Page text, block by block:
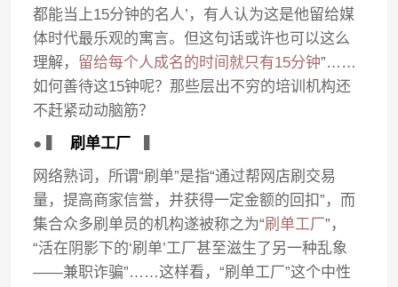
都能当上15分钟的名人’，有人认为这是他留给媒
体时代最乐观的寓言。但这句话或许也可以这么
理解， 留给每个人成名的时间就只有15分钟”……
如何善待这15钟呢？那些层出不穷的培训机构还
不赶紧动动脑筋？
● ▍刷单工厂
网络熟词，所谓“刷单”是指“通过帮网店刷交易
量，提高商家信誉，并获得一定金额的回扣”，而
集合众多刷单员的机构遂被称之为“刷单工厂”，
“活在阴影下的‘刷单’工厂甚至滋生了另一种乱象
——兼职诈骗”……这样看，“刷单工厂”这个中性